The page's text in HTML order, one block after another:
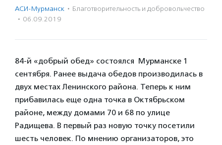
АСИ-Мурманск · Благотвори­тель­ность и доброволь­чест­во
· 06.09.2019
84-й «добрый обед» состоялся Мурманске 1
сентября. Ранее выдача обедов производилась в
двух местах Ленинского района. Теперь к ним
прибавилась еще одна точка в Октябрьском
районе, между домами 70 и 68 по улице
Радищева. В первый раз новую точку посетили
шесть человек. По мнению организаторов, это